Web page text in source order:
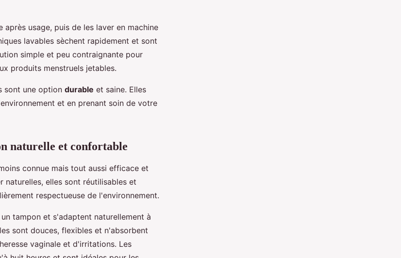
usage, puis de les laver en machine
lavables sèchent rapidement et sont
simple et peu contraignante pour
produits menstruels jetables.
sont une option durable et saine. Elles
et en prenant soin de votre
naturelle et confortable
connue mais tout aussi efficace et
naturelles, elles sont réutilisables et
respectueuse de l'environnement.
tampon et s'adaptent naturellement à
sont douces, flexibles et n'absorbent
vaginale et d'irritations. Les